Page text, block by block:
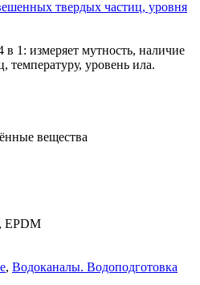
1: измеряет мутность, наличие
температуру, уровень ила.
вещества
EPDM
, Водоканалы. Водоподготовка